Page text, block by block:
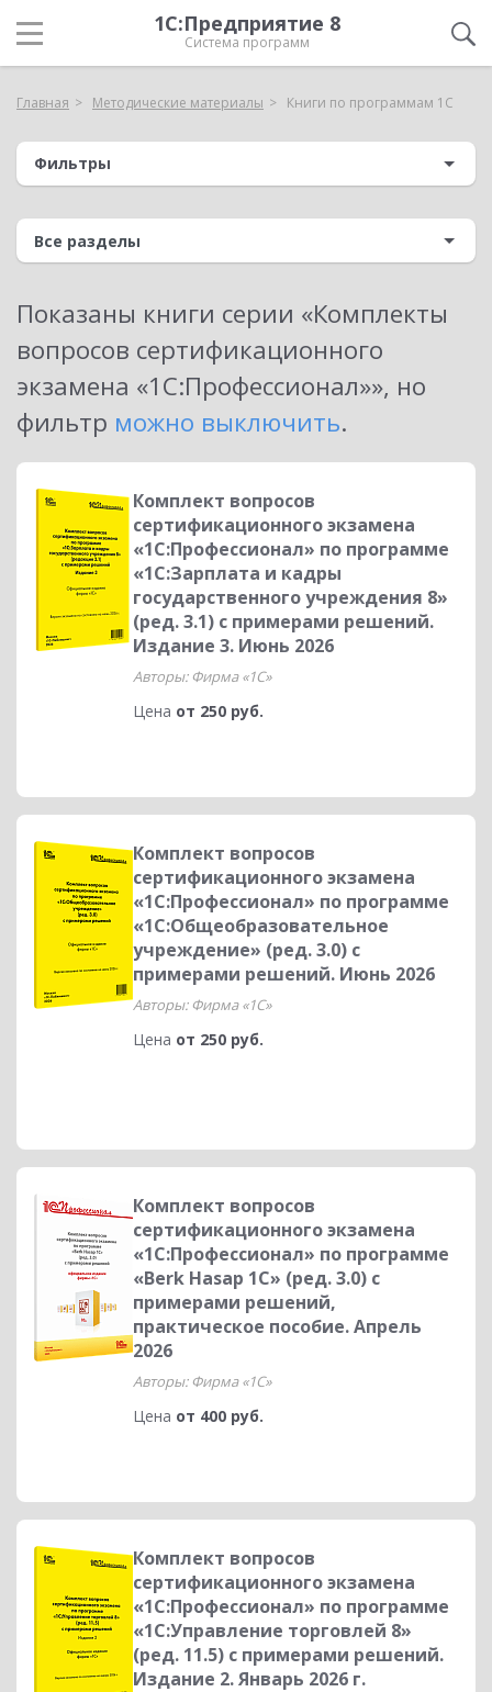
1С:Предприятие 8
Система программ
Главная Методические материалы Книги по программам 1С
Фильтры
Показаны книги серии «Комплекты
вопросов сертификационного
экзамена «1С:Профессионал»», но
фильтр можно выключить.
Комплект вопросов
сертификационного экзамена
«1С:Профессионал» по программе
«1С:Зарплата и кадры
государственного учреждения 8»
(ред. 3.1) с примерами решений.
Издание 3. Июнь 2026
Авторы: Фирма «1С»
Цена от 250 руб.
Комплект вопросов
сертификационного экзамена
«1С:Профессионал» по программе
«1С:Общеобразовательное
учреждение» (ред. 3.0) с
примерами решений. Июнь 2026
Авторы: Фирма «1С»
Цена от 250 руб.
Комплект вопросов
сертификационного экзамена
«1С:Профессионал» по программе
«Berk Hasap 1C» (ред. 3.0) с
примерами решений,
практическое пособие. Апрель
2026
Авторы: Фирма «1С»
Цена от 400 руб.
Комплект вопросов
сертификационного экзамена
«1С:Профессионал» по программе
«1С:Управление торговлей 8»
(ред. 11.5) с примерами решений.
Издание 2. Январь 2026 г.